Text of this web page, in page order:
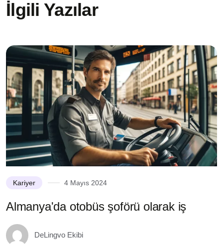
İlgili Yazılar
Kariyer 4 Mayıs 2024
Almanya'da otobüs şoförü olarak iş
DeLingvo Ekibi